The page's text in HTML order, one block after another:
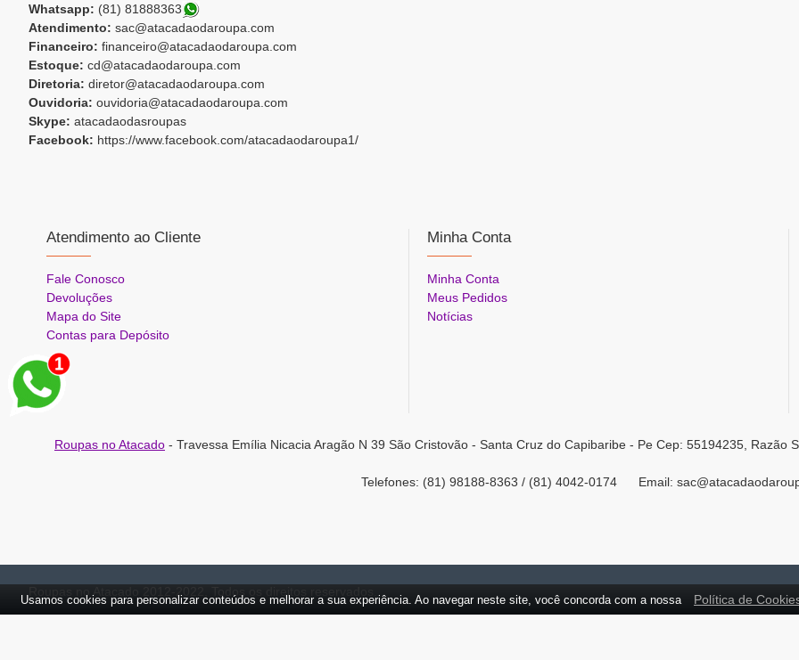
Whatsapp: (81) 81888363
Atendimento: sac@atacadaodaroupa.com
Financeiro: financeiro@atacadaodaroupa.com
Estoque: cd@atacadaodaroupa.com
Diretoria: diretor@atacadaodaroupa.com
Ouvidoria: ouvidoria@atacadaodaroupa.com
Skype: atacadaodasroupas
Facebook: https://www.facebook.com/atacadaodaroupa1/
Atendimento ao Cliente
Fale Conosco
Devoluções
Mapa do Site
Contas para Depósito
Minha Conta
Minha Conta
Meus Pedidos
Notícias
Roupas no Atacado- Travessa Emília Nicacia Aragão N 39 São Cristovão - Santa Cruz do Capibaribe - Pe Cep: 55194235, Razão
Telefones: (81) 98188-8363 / (81) 4042-0174 Email:
Usamos cookies para personalizar conteúdos e melhorar a sua experiência. Ao navegar neste site, você concorda com a nossa Política de